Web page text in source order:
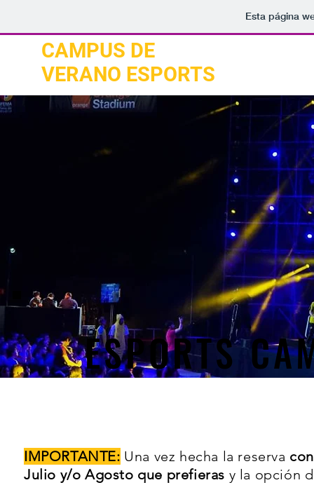
Esta página
CAMPUS DE
VERANO ESPORTS
ESPORTS
IMPORTANTE: Una vez hecha la reserva
Julio y/o Agosto que prefieras y la opción